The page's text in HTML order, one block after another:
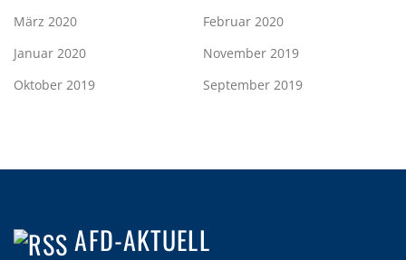
März 2020
Februar 2020
Januar 2020
November 2019
Oktober 2019
September 2019
AFD-AKTUELL